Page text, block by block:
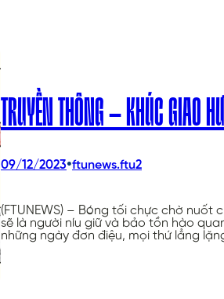
TRUYỀN THÔNG – KHÚC GIAO
09/12/2023•ftunews.ftu2
(FTUNEWS) – Bóng tối chực chờ nuốt
sẽ là người níu giữ và bảo tồn hào
những ngày đơn điệu, mọi thứ lẳng